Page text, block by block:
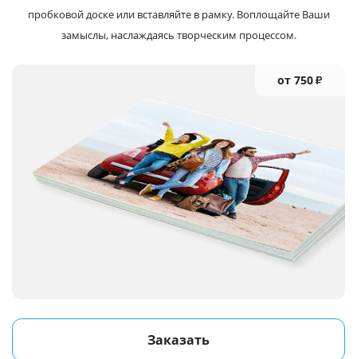
пробковой доске или вставляйте в рамку. Воплощайте Ваши
замыслы, наслаждаясь творческим процессом.
от 750₽
Заказать